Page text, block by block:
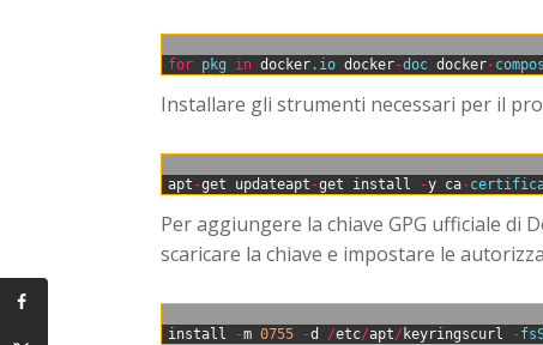
for pkg in docker.io docker-doc docker-
Installare gli strumenti necessari per il
apt -get updateapt -get install -y ca-
Per aggiungere la chiave GPG ufficiale di
scaricare la chiave e impostare le
install -m 0755 -d /etc/apt/ keyringscurl -